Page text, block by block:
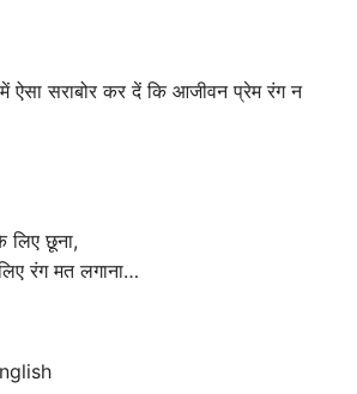
ऐसा सराबोर कर दें कि आजीवन प्रेम रंग न
लिए छूना,
रंग मत लगाना…